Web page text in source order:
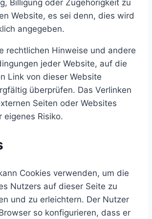
Billigung oder Zugehörigkeit zu
Website, es sei denn, dies wird
angegeben.
rechtlichen Hinweise und andere
jeder Website, auf die
Link von dieser Website
überprüfen. Das Verlinken
Seiten oder Websites
eigenes Risiko.
Cookies verwenden, um die
Nutzers auf dieser Seite zu
und zu erleichtern. Der Nutzer
so konfigurieren, dass er